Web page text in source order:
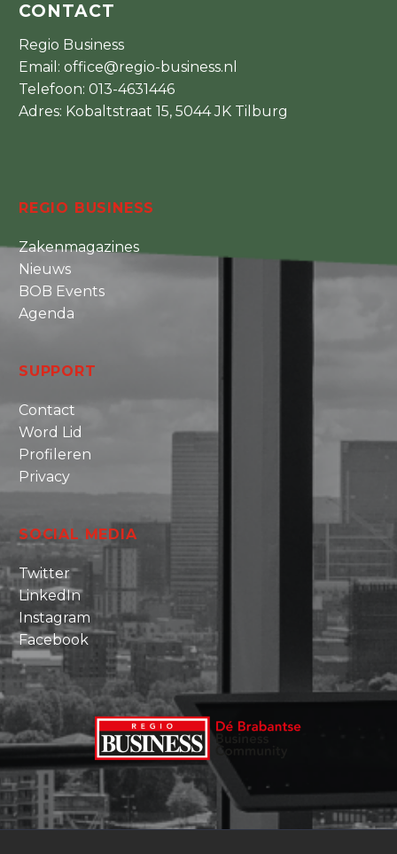
CONTACT
Regio Business
Email: office@regio-business.nl
Telefoon: 013-4631446
Adres: Kobaltstraat 15, 5044 JK Tilburg
REGIO BUSINESS
Zakenmagazines
Nieuws
BOB Events
Agenda
SUPPORT
Contact
Word Lid
Profileren
Privacy
SOCIAL MEDIA
Twitter
LinkedIn
Instagram
Facebook